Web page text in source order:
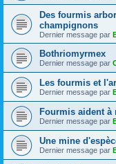
Des fourmis
champignons
Dernier message par
Bothriomyrmex
Dernier message par
Les fourmis et
Dernier message par
Fourmis aident à
Dernier message par
Une mine
Dernier message par